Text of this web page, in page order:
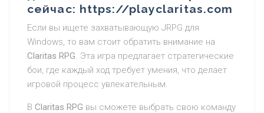
сейчас: https://playclaritas.com
Если вы ищете захватывающую JRPG для
Windows, то вам стоит обратить внимание на
Claritas RPG. Эта игра предлагает стратегические
бои, где каждый ход требует умения, что делает
игровой процесс увлекательным.
В Claritas RPG вы сможете выбрать свою команду